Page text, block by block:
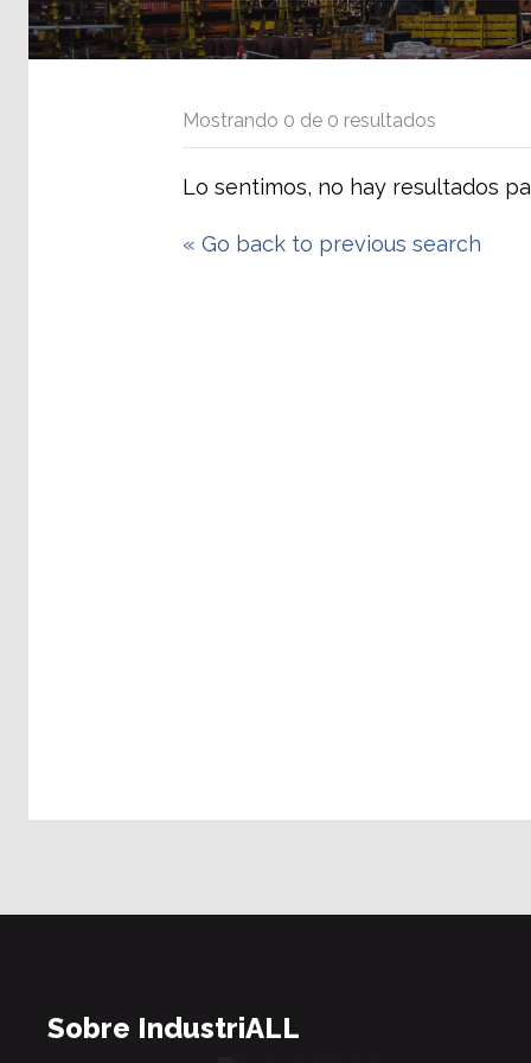
Mostrando 0 de 0 resultados
Lo sentimos, no hay resultados
«Go back to previous search
Sobre IndustriALL